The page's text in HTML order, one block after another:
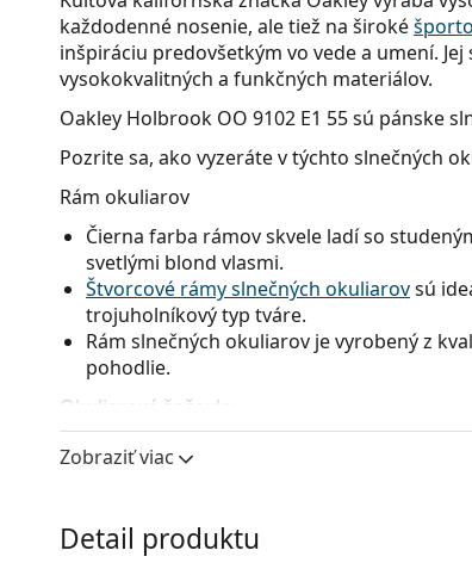
každodenné nosenie, ale tiež na široké
inšpiráciu predovšetkým vo vede a umení.
vysokokvalitných a funkčných materiálov.
Oakley Holbrook OO 9102 E1 55sú pánske
Pozrite sa, ako vyzeráte v týchto slnečných
Rám okuliarov
Čierna farba rámov skvele ladí so
svetlými blond vlasmi.
Štvorcové rámy slnečných okuliarovsú
trojuholníkový typ tváre.
Rám slnečných okuliarov je vyrobený z
pohodlie.
Okuliarové šošovky
Sivé sklá okuliarov zmierňujú intenzitu
neskresľujú farby.
výhodami sú nízka hmotnosť a odolnosť
Inovatívna technológia skiel
Zobraziť viac
Detail produktu